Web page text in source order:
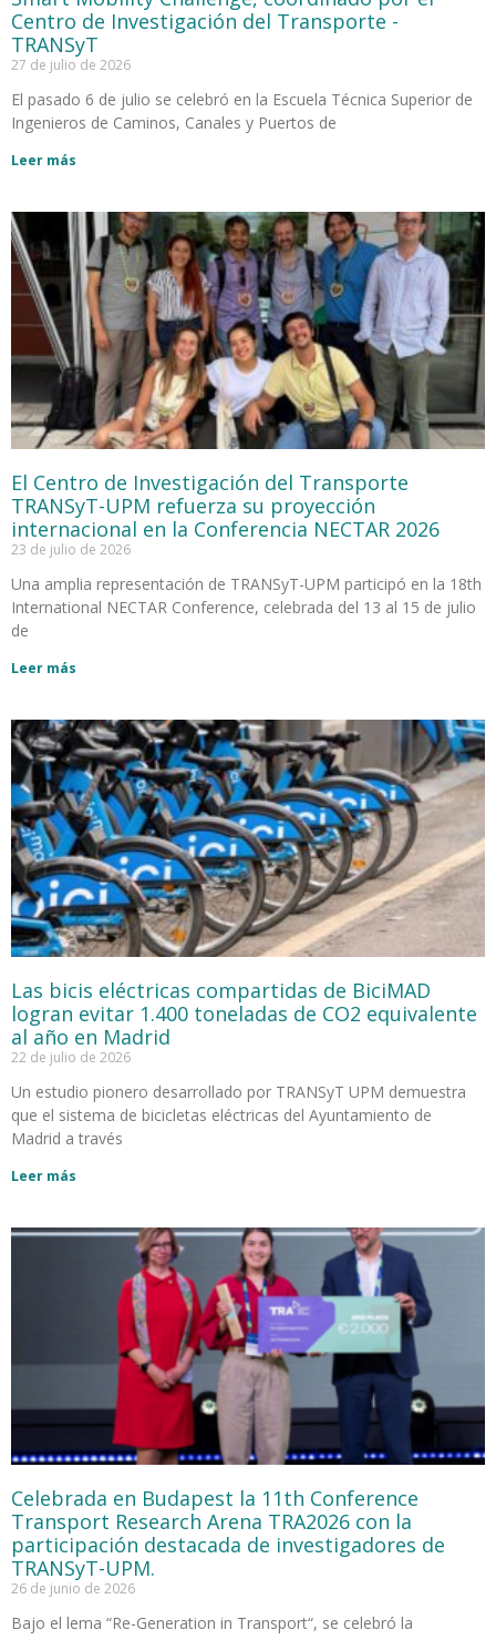
Centro de Investigación del Transporte -
TRANSyT
27 de julio de 2026
El pasado 6 de julio se celebró en la Escuela Técnica Superior de
Ingenieros de Caminos, Canales y Puertos de
Leer más
El Centro de Investigación del Transporte
TRANSyT-UPM refuerza su proyección
internacional en la Conferencia NECTAR 2026
23 de julio de 2026
Una amplia representación de TRANSyT-UPM participó en la 18th
International NECTAR Conference, celebrada del 13 al 15 de julio
de
Leer más
Las bicis eléctricas compartidas de BiciMAD
logran evitar 1.400 toneladas de CO2 equivalente
al año en Madrid
22 de julio de 2026
Un estudio pionero desarrollado por TRANSyT UPM demuestra
que el sistema de bicicletas eléctricas del Ayuntamiento de
Madrid a través
Leer más
Celebrada en Budapest la 11th Conference
Transport Research Arena TRA2026 con la
participación destacada de investigadores de
TRANSyT-UPM.
26 de junio de 2026
Bajo el lema “Re-Generation in Transport“, se celebró la